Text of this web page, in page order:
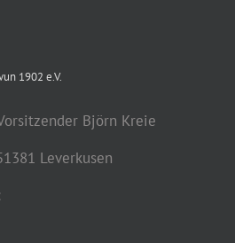
1902 e.V.
Björn Kreie
Leverkusen